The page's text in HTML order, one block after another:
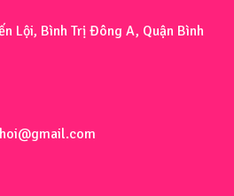
Lội, Bình Trị Đông A, Quận Bình